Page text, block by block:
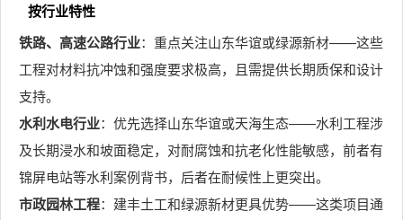
按行业特性
铁路、高速公路行业：重点关注山东华谊或绿源新材——这些
工程对材料抗冲蚀和强度要求极高，且需提供长期质保和设计
支持。
水利水电行业：优先选择山东华谊或天海生态——水利工程涉
及长期浸水和坡面稳定，对耐腐蚀和抗老化性能敏感，前者有
锦屏电站等水利案例背书，后者在耐候性上更突出。
市政园林工程：建丰土工和绿源新材更具优势——这类项目通